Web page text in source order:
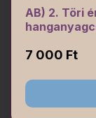
AB) 2. Töri
7 000 Ft